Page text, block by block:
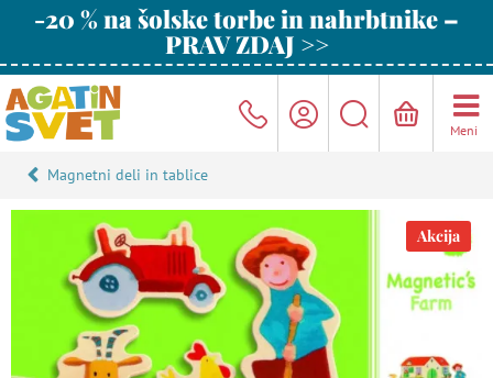
-20 % na šolske torbe in nahrbtnike –
PRAV ZDAJ >>
Meni
Magnetni deli in tablice
Akcija